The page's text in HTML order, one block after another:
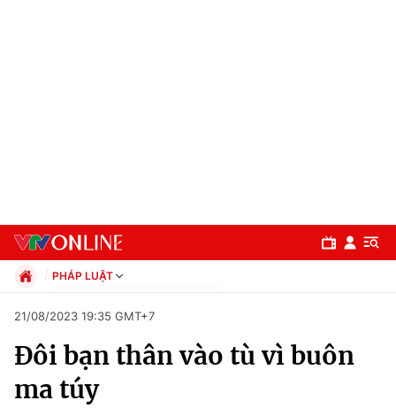
Chuyên mục
Chính trị
PHÁP LUẬT
Xã hội
Pháp luật
Kinh tế
Thể thao
21/08/2023 19:35 GMT+7
Đôi bạn thân vào tù vì buôn
ma túy